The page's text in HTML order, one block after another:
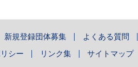
新規登録団体募集 よくある質問
シー リンク集 サイトマップ